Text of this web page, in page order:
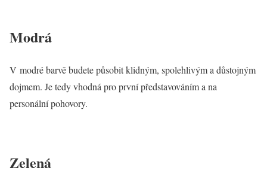
Modrá
V modré barvě budete působit klidným, spolehlivým a důstojným
dojmem. Je tedy vhodná pro první představováním a na
personální pohovory.
Zelená